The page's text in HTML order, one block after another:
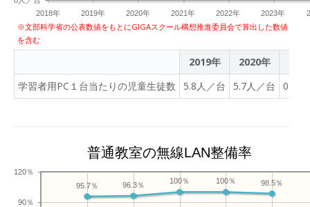
2018年 2019年 2020年 2021年 2022年 2023年
※文部科学省の公表数値をもとにGIGAスクール構想推進委員会で算出した数値
を含む
2019年 2020年
学習者用PC１台当たりの児童生徒数
5.8人／台 5.7人／台 0.8人
普通教室の無線LAN整備率
90％
120％
98.5％
100％
100％
96.3％
95.7％